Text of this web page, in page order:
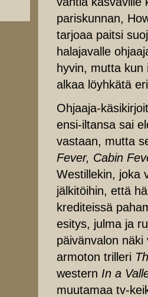
pariskunnan,
tarjoaa paitsi
halajavalle
hyvin, mutta kun
alkaa löyhkätä
Ohjaaja-
ensi-iltansa sai
vastaan, mutta
Fever, Cabin
Westillekin, joka
jälkitöihin, että
krediteissä
esitys, julma ja
päivänvalon
armoton trilleri
western In a
muutamaa tv-